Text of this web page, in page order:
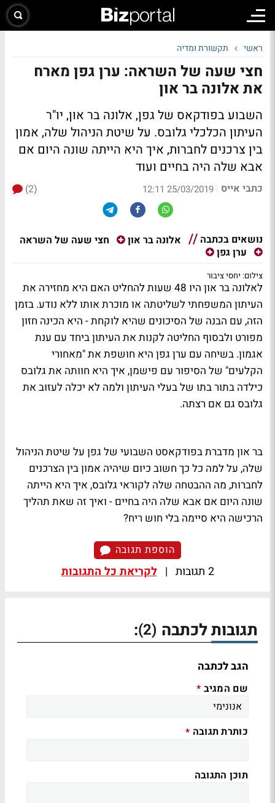
ראשי תקשורת ומדיה
חצי שעה של השראה: ערן גפן מארח
את אלונה בר און
השבוע בפודקאס של גפן, אלונה בר און, יו"ר
העיתון הכלכלי גלובס. על שיטת הניהול שלה, אמון
בין צרכנים לחברות, איך היא הייתה שונה היום אם
אבא שלה היה בחיים ועוד
כתבי אייס |
25/03/2019 12:11
(2)
נושאים בכתבה אלונה בר און
חצי שעה של השראה
ערן גפן
צילום: יחסי ציבור
לאלונה בר און היו 48 שעות להחליט האם היא מחזירה את
העיתון המשפחתי לשליטתה או מוכרת אותו ללא נודע. בזמן
הזה, עם הבנה של הסיכונים שהיא לוקחת - היא הכינה חזון
מפורט ולבסוף החליטה לקנות את העיתון ביחד עם ענת
אגמון. בשיחה עם ערן גפן היא חושפת את "מאחורי
הקלעים" של הסיפור עם פישמן, איך היא חוותה את גלובס
כילדה בתור בתו של בעלי העיתון ולמה לא יכלה לעזוב את
גלובס גם אם רצתה.
בר און מדברת בפודקאסט השבועי של גפן על שיטת הניהול
שלה, על למה כל כך חשוב כיום שיהיה אמון בין הצרכנים
לחברות, מה ההבטחה שלה לקוראי גלובס, איך היא הייתה
שונה היום אם אבא שלה היה בחיים - ואיך זה שאת תהליך
הרכישה היא סיימה בלי חוש ריח?
הוספת תגובה
2 תגובות | לקריאת כל התגובות
תגובות לכתבה (2)
:
הגב לכתבה
שם המגיב *
כותרת תגובה *
תוכן התגובה